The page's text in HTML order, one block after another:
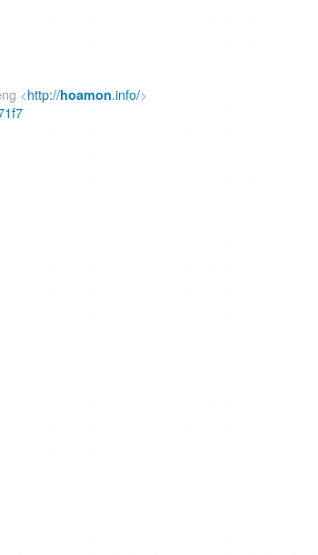
<http://hoamon.info/>